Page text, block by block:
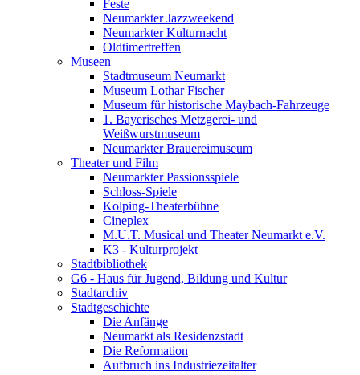
Feste
Neumarkter Jazzweekend
Neumarkter Kulturnacht
Oldtimertreffen
Museen
Stadtmuseum Neumarkt
Museum Lothar Fischer
Museum für historische Maybach-Fahrzeuge
1. Bayerisches Metzgerei- und
Weißwurstmuseum
Neumarkter Brauereimuseum
Theater und Film
Neumarkter Passionsspiele
Schloss-Spiele
Kolping-Theaterbühne
Cineplex
M.U.T. Musical und Theater Neumarkt e.V.
K3 - Kulturprojekt
Stadtbibliothek
G6 - Haus für Jugend, Bildung und Kultur
Stadtarchiv
Stadtgeschichte
Die Anfänge
Neumarkt als Residenzstadt
Die Reformation
Aufbruch ins Industriezeitalter